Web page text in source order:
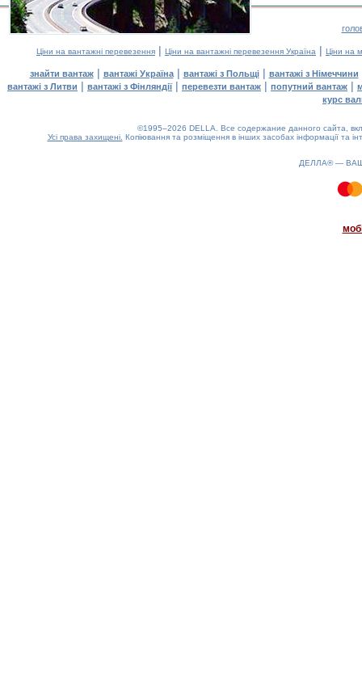
Ціни на вантажні перевезення | Ціни на вантажні перевезення Україна | Ціни на
знайти вантаж| вантажі Україна| вантажі з Польщі| вантажі з Німеччини
вантажі з Литви | вантажі з Фінляндії| перевезти вантаж | попутний вантаж |
курс
©1995–2026 DELLA. Все содержание данного сайта,
Усі права захищені. Копіювання та розміщення в інших засобах інформації та
ДЕЛЛА® —